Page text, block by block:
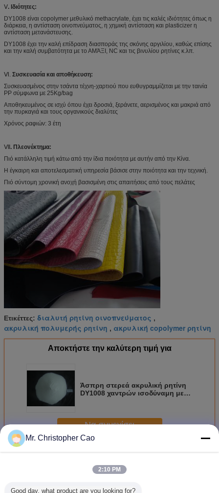
Ⅴ. Ιδιότητες:
DY1008 είναι copolymer μεθυλικό methacrylate, έχει τις καλές ιδιότητες όπως η
διάρκεια, η αντίσταση οινοπνεύματος, η χημική αντίσταση και plasticizer η
αντίσταση μετανάστευσης.
DY1008 έχει την καλή επίδραση διασποράς της σκόνης αργιλίου, καθώς επίσης
και την καλή συμβατότητα με το ΑΜΆΞΙ, NC και τις βινυλίου ρητίνες κ.λπ.
Ⅵ. Συσκευασία και αποθήκευση:
Συσκευασμένος στην τσάντα τέχνη-χαρτιού που ευθυγραμμίζεται με την ταινία
PP σύμφωνα με 25Kg/bag
Αποθηκευμένος σε ισχύ όπου έχει δροσιά, ξεράνετε, αερισμένος και μακριά από
την πυρκαγιά και τους οργανικούς διαλύτες
Χρόνος ραφιών: 3 έτη
Ⅶ. Πλεονέκτημα:
Πιό κατάλληλη τιμή κάτω από την ίδια ποιότητα με αυτήν από την Κίνα.
Η έγκαιρη και αποτελεσματική υπηρεσία βάσισε στην ποιότητα και την τεχνική.
Πιό σύντομη χρονική ανοχή βασισμένη στις απαιτήσεις από τους πελάτες
Ετικέττες: διαλυτή ρητίνη οινοπνεύματος ,
ακρυλική πολυμερής ρητίνη , ακρυλική copolymer ρητίνη
Αποκτήστε την καλύτερη τιμή για
Άσπρη στερεά ακρυλική ρητίνη
DY1008 χαντρών ισοδύναμη με
τα επιστρώματα PVC
Να συνεχίσει
ΠερισσότεροιΣτερεά ακρυλική ρητίνη
Mr. Christopher Cao
2:10 PM
Good day, what product are you looking for?